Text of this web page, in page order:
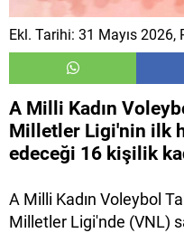
Ekl. Tarihi: 31 Mayıs 2026,
A Milli Kadın
Milletler Ligi'nin ilk
edeceği 16 kişilik
A Milli Kadın Voleybol
Milletler Ligi'nde (VNL)